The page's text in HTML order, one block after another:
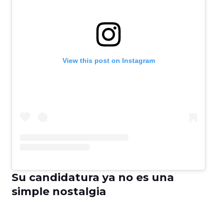
View this post on Instagram
Su candidatura ya no es una
simple nostalgia